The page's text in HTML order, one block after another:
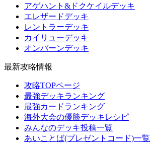
アゲハント&ドクケイルデッキ
エレザードデッキ
レントラーデッキ
カイリューデッキ
オンバーンデッキ
最新攻略情報
攻略TOPページ
最強デッキランキング
最強カードランキング
海外大会の優勝デッキレシピ
みんなのデッキ投稿一覧
あいことば(プレゼントコード)一覧